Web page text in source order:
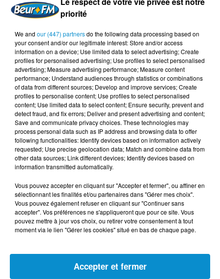
le nord de l'Afrique pour le reste de la compétition.
Une sublime «cérémonie du centenaire» se tiendra
également «sur le stade où tout a commencé», à
Montevideo, dans la cité où cette compétition planétaire
a vu le jour en 1930, avec la participation de 13 équipes
sous un même toit.
Bien que les critères techniques requièrent encore l'aval
de l'instance du football, la FIFA a exprimé une confiance
en approuvant à l'unanimité ce dossier, unique en son
genre, par l'intermédiaire de son conseil.
Quels défis logistiques et environnementaux pour ce
Cependant, cette annonce ne manque pas de susciter
des interrogations chez les écologistes quant à la
complexité de la mise en œuvre politique et logistique à
venir, de même que sur l'empreinte environnementale
Ces questions s'élèvent peu après l'organisation de la
Coupe du Monde au Qatar, qui avait déjà suscité de
priorité
We and our (447) partnersdo the following data processing based on
your consent and/or our legitimate interest: Store and/or access
information on a device; Use limited data to select advertising; Create
profiles for personalised advertising; Use profiles to select personalised
advertising; Measure advertising performance; Measure content
performance; Understand audiences through statistics or combinations
of data from different sources; Develop and improve services; Create
profiles to personalise content; Use profiles to select personalised
content; Use limited data to select content; Ensure security, prevent and
detect fraud, and fix errors; Deliver and present advertising and content;
Save and communicate privacy choices. These technologies may
process personal data such as IP address and browsing data to offer
following functionalities: Identify devices based on information actively
requested; Use precise geolocation data; Match and combine data from
other data sources; Link different devices; Identify devices based on
information transmitted automatically.
Vous pouvez accepter en cliquant sur "Accepter et fermer", ou affiner en
sélectionnant les finalités et/ou partenaires dans "Gérer mes choix".
Vous pouvez également refuser en cliquant sur "Continuer sans
accepter". Vos préférences ne s'appliqueront que pour ce site. Vous
pouvez mettre à jour vos choix, ou retirer votre consentement à tout
moment via le lien "Gérer les cookies" situé en bas de chaque page.
Accepter et fermer